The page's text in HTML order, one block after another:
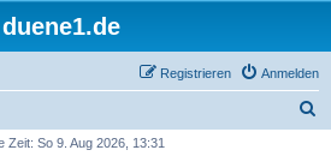
duene1.de
Anmelden
Registrieren
Zeit: So 9. Aug 2026, 13:31